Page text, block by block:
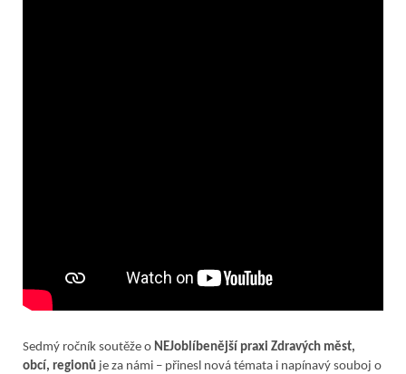
Sedmý ročník soutěže o NEJoblíbenější praxi Zdravých měst,
obcí, regionů je za námi – přinesl nová témata i napínavý souboj o